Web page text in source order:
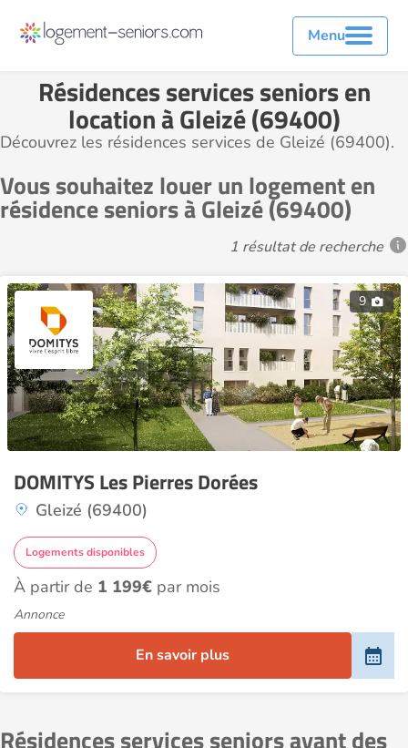
Menu
Résidences services seniors en
location à Gleizé (69400)
Découvrez les résidences services de Gleizé (69400).
Vous souhaitez louer un logement en
résidence seniors à Gleizé (69400)
1 résultat de recherche
9
DOMITYS Les Pierres Dorées
Gleizé (69400)
Logements disponibles
À partir de 1 199€ par mois
Annonce
En savoir plus
Résidences services seniors ayant des